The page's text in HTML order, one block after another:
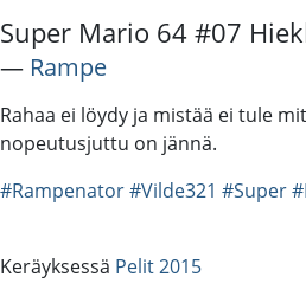
Super Mario 64 #07
― Rampe
Rahaa ei löydy ja mistää ei tule
nopeutusjuttu on jännä.
#Rampenator#Vilde321 #Super
Keräyksessä Pelit 2015